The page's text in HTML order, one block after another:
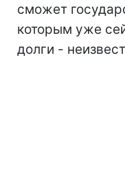
сможет
которым уже
долги -